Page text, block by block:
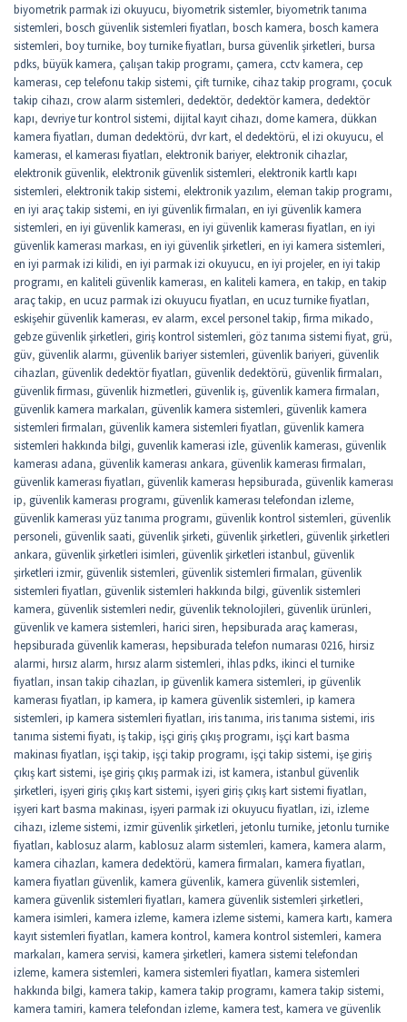
biyometrik parmak izi okuyucu, biyometrik sistemler, biyometrik tanıma
sistemleri, bosch güvenlik sistemleri fiyatları, bosch kamera, bosch kamera
sistemleri, boy turnike, boy turnike fiyatları, bursa güvenlik şirketleri, bursa
pdks, büyük kamera, çalışan takip programı, çamera, cctv kamera, cep
kamerası, cep telefonu takip sistemi, çift turnike, cihaz takip programı, çocuk
takip cihazı, crow alarm sistemleri, dedektör, dedektör kamera, dedektör
kapı, devriye tur kontrol sistemi, dijital kayıt cihazı, dome kamera, dükkan
kamera fiyatları, duman dedektörü, dvr kart, el dedektörü, el izi okuyucu, el
kamerası, el kamerası fiyatları, elektronik bariyer, elektronik cihazlar,
elektronik güvenlik, elektronik güvenlik sistemleri, elektronik kartlı kapı
sistemleri, elektronik takip sistemi, elektronik yazılım, eleman takip programı,
en iyi araç takip sistemi, en iyi güvenlik firmaları, en iyi güvenlik kamera
sistemleri, en iyi güvenlik kamerası, en iyi güvenlik kamerası fiyatları, en iyi
güvenlik kamerası markası, en iyi güvenlik şirketleri, en iyi kamera sistemleri,
en iyi parmak izi kilidi, en iyi parmak izi okuyucu, en iyi projeler, en iyi takip
programı, en kaliteli güvenlik kamerası, en kaliteli kamera, en takip, en takip
araç takip, en ucuz parmak izi okuyucu fiyatları, en ucuz turnike fiyatları,
eskişehir güvenlik kamerası, ev alarm, excel personel takip, firma mikado,
gebze güvenlik şirketleri, giriş kontrol sistemleri, göz tanıma sistemi fiyat, grü,
güv, güvenlik alarmı, güvenlik bariyer sistemleri, güvenlik bariyeri, güvenlik
cihazları, güvenlik dedektör fiyatları, güvenlik dedektörü, güvenlik firmaları,
güvenlik firması, güvenlik hizmetleri, güvenlik iş, güvenlik kamera firmaları,
güvenlik kamera markaları, güvenlik kamera sistemleri, güvenlik kamera
sistemleri firmaları, güvenlik kamera sistemleri fiyatları, güvenlik kamera
sistemleri hakkında bilgi, guvenlik kamerasi izle, güvenlik kamerası, güvenlik
kamerası adana, güvenlik kamerası ankara, güvenlik kamerası firmaları,
güvenlik kamerası fiyatları, güvenlik kamerası hepsiburada, güvenlik kamerası
ip, güvenlik kamerası programı, güvenlik kamerası telefondan izleme,
güvenlik kamerası yüz tanıma programı, güvenlik kontrol sistemleri, güvenlik
personeli, güvenlik saati, güvenlik şirketi, güvenlik şirketleri, güvenlik şirketleri
ankara, güvenlik şirketleri isimleri, güvenlik şirketleri istanbul, güvenlik
şirketleri izmir, güvenlik sistemleri, güvenlik sistemleri firmaları, güvenlik
sistemleri fiyatları, güvenlik sistemleri hakkında bilgi, güvenlik sistemleri
kamera, güvenlik sistemleri nedir, güvenlik teknolojileri, güvenlik ürünleri,
güvenlik ve kamera sistemleri, harici siren, hepsiburada araç kamerası,
hepsiburada güvenlik kamerası, hepsiburada telefon numarası 0216, hirsiz
alarmi, hırsız alarm, hırsız alarm sistemleri, ihlas pdks, ikinci el turnike
fiyatları, insan takip cihazları, ip güvenlik kamera sistemleri, ip güvenlik
kamerası fiyatları, ip kamera, ip kamera güvenlik sistemleri, ip kamera
sistemleri, ip kamera sistemleri fiyatları, iris tanıma, iris tanıma sistemi, iris
tanıma sistemi fiyatı, iş takip, işçi giriş çıkış programı, işçi kart basma
makinası fiyatları, işçi takip, işçi takip programı, işçi takip sistemi, işe giriş
çıkış kart sistemi, işe giriş çıkış parmak izi, ist kamera, istanbul güvenlik
şirketleri, işyeri giriş çıkış kart sistemi, işyeri giriş çıkış kart sistemi fiyatları,
işyeri kart basma makinası, işyeri parmak izi okuyucu fiyatları, izi, izleme
cihazı, izleme sistemi, izmir güvenlik şirketleri, jetonlu turnike, jetonlu turnike
fiyatları, kablosuz alarm, kablosuz alarm sistemleri, kamera, kamera alarm,
kamera cihazları, kamera dedektörü, kamera firmaları, kamera fiyatları,
kamera fiyatları güvenlik, kamera güvenlik, kamera güvenlik sistemleri,
kamera güvenlik sistemleri fiyatları, kamera güvenlik sistemleri şirketleri,
kamera isimleri, kamera izleme, kamera izleme sistemi, kamera kartı, kamera
kayıt sistemleri fiyatları, kamera kontrol, kamera kontrol sistemleri, kamera
markaları, kamera servisi, kamera şirketleri, kamera sistemi telefondan
izleme, kamera sistemleri, kamera sistemleri fiyatları, kamera sistemleri
hakkında bilgi, kamera takip, kamera takip programı, kamera takip sistemi,
kamera tamiri, kamera telefondan izleme, kamera test, kamera ve güvenlik